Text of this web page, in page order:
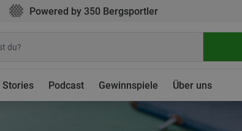
Powered by 350 Bergsportler
Stories Podcast Gewinnspiele Über uns